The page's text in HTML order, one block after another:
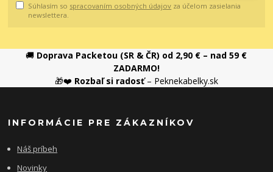
Súhlasím so spracovaním osobných údajov za účelom zasielania
newslettera.
🚚 Doprava Packetou (SR & ČR) od 2,90 € – nad 59 €
ZADARMO!
🎁❤️ Rozbaľ si radosť– Peknekabelky.sk
INFORMÁCIE PRE ZÁKAZNÍKOV
Náš príbeh
Novinky